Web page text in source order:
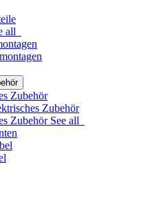
all
Zubehör
Zubehör
Zubehör See all